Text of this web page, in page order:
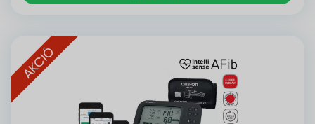
AKCIÓ